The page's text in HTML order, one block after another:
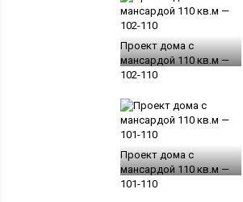
Проект дома с
мансардой 110 кв.м —
102-110
Проект дома с
мансардой 110 кв.м —
101-110